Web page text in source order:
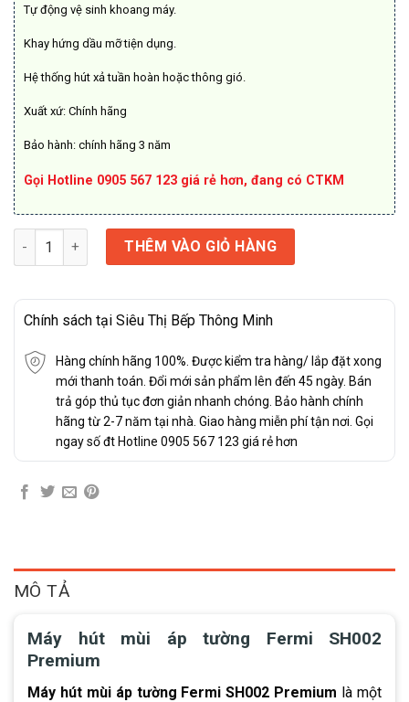
Tự động vệ sinh khoang máy.
Khay hứng dầu mỡ tiện dụng.
Hệ thống hút xả tuần hoàn hoặc thông gió.
Xuất xứ: Chính hãng
Bảo hành: chính hãng 3 năm
Gọi Hotline 0905 567 123 giá rẻ hơn, đang có CTKM
Máy hút mùi Fermi SH002 số lượng
THÊM VÀO GIỎ HÀNG
Chính sách tại Siêu Thị Bếp Thông Minh
Hàng chính hãng 100%. Được kiểm tra hàng/ lắp đặt xong
mới thanh toán. Đổi mới sản phẩm lên đến 45 ngày. Bán
trả góp thủ tục đơn giản nhanh chóng. Bảo hành chính
hãng từ 2-7 năm tại nhà. Giao hàng miễn phí tận nơi. Gọi
ngay số đt Hotline 0905 567 123 giá rẻ hơn
MÔ TẢ
Máy hút mùi áp tường Fermi SH002
Premium
Máy hút mùi áp tường Fermi SH002 Premium là một